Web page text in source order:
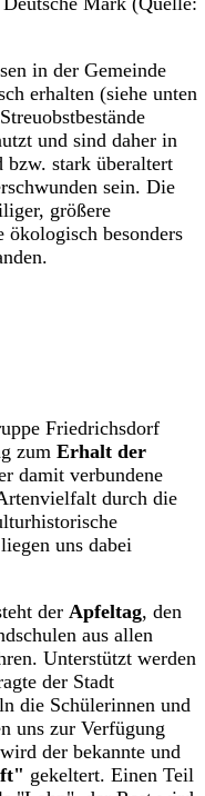
in der Gemeinde
erhalten (siehe unten
und sind daher in
bzw. stark überaltert
sein. Die
größere
ökologisch besonders
Friedrichsdorf
zum Erhalt der
damit verbundene
durch die
uns dabei
der Apfeltag, den
aus allen
Unterstützt werden
der Stadt
die Schülerinnen und
uns zur Verfügung
der bekannte und
gekeltert. Einen Teil